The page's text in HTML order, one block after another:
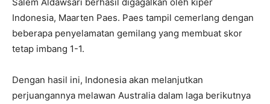
Indonesia, Maarten Paes. Paes tampil cemerlang dengan
beberapa penyelamatan gemilang yang membuat skor
tetap imbang 1-1.
Dengan hasil ini, Indonesia akan melanjutkan
perjuangannya melawan Australia dalam laga berikutnya